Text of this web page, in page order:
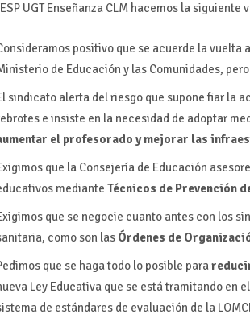
UGT Enseñanza CLM hacemos la siguiente
positivo que se acuerde la vuelta
de Educación y las Comunidades, pero
sindicato alerta del riesgo que supone fiar la
e insiste en la necesidad de adoptar
el profesorado y mejorar las
que la Consejería de Educación
medianteTécnicos de Prevención
que se negocie cuanto antes con los
como son las Órdenes de
que se haga todo lo posible para
Ley Educativa que se está tramitando en
de estándares de evaluación de la